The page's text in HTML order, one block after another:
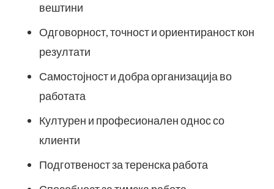
вештини
Одговорност, точност и ориентираност кон
резултати
Самостојност и добра организација во
работата
Културен и професионален однос со
клиенти
Подготвеност за теренска работа